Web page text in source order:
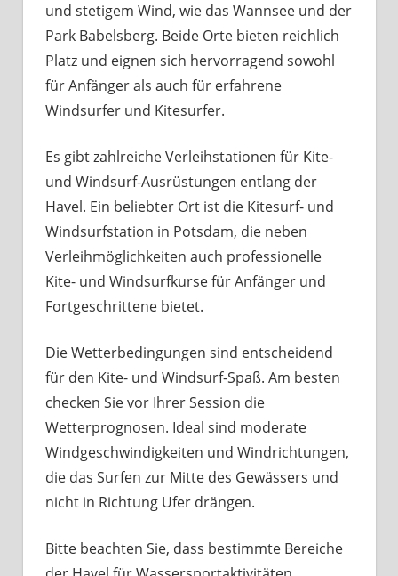
und stetigem Wind, wie das Wannsee und der
Park Babelsberg. Beide Orte bieten reichlich
Platz und eignen sich hervorragend sowohl
für Anfänger als auch für erfahrene
Windsurfer und Kitesurfer.
Es gibt zahlreiche Verleihstationen für Kite-
und Windsurf-Ausrüstungen entlang der
Havel. Ein beliebter Ort ist die Kitesurf- und
Windsurfstation in Potsdam, die neben
Verleihmöglichkeiten auch professionelle
Kite- und Windsurfkurse für Anfänger und
Fortgeschrittene bietet.
Die Wetterbedingungen sind entscheidend
für den Kite- und Windsurf-Spaß. Am besten
checken Sie vor Ihrer Session die
Wetterprognosen. Ideal sind moderate
Windgeschwindigkeiten und Windrichtungen,
die das Surfen zur Mitte des Gewässers und
nicht in Richtung Ufer drängen.
Bitte beachten Sie, dass bestimmte Bereiche